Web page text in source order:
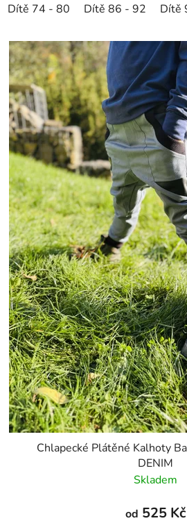
Dítě 74 - 80 Dítě 86 - 92 Dítě
Chlapecké Plátěné Kalhoty
DENIM
Skladem
od 525 Kč